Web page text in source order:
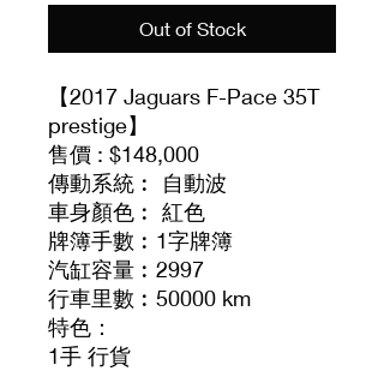
Out of Stock
【2017 Jaguars F-Pace 35T
prestige】
售價 : $148,000
傳動系統︰ 自動波
車身顏色︰ 紅色
牌簿手數︰1字牌簿
汽缸容量︰2997
行車里數︰50000 km
特色：
1手 行貨